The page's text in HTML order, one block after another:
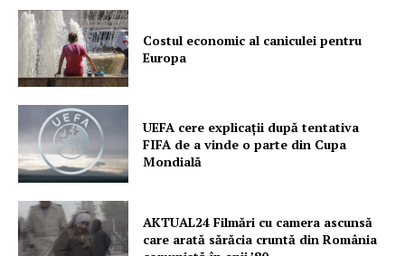
Costul economic al caniculei pentru
Europa
UEFA cere explicații după tentativa
FIFA de a vinde o parte din Cupa
Mondială
AKTUAL24 Filmări cu camera ascunsă
care arată sărăcia cruntă din România